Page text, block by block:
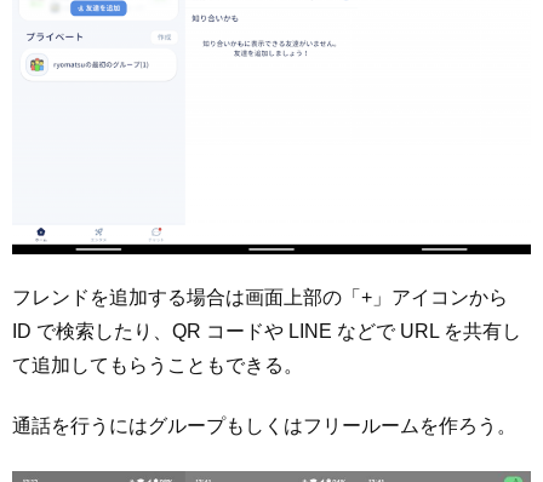
フレンドを追加する場合は画面上部の「+」アイコンから
ID で検索したり、QR コードや LINE などで URL を共有し
て追加してもらうこともできる。
通話を行うにはグループもしくはフリールームを作ろう。